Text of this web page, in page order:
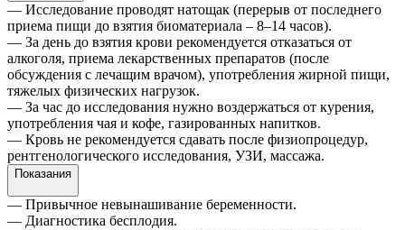
— Исследование проводят натощак (перерыв от последнего
приема пищи до взятия биоматериала – 8–14 часов).
— За день до взятия крови рекомендуется отказаться от
алкоголя, приема лекарственных препаратов (после
обсуждения с лечащим врачом), употребления жирной пищи,
тяжелых физических нагрузок.
— За час до исследования нужно воздержаться от курения,
употребления чая и кофе, газированных напитков.
— Кровь не рекомендуется сдавать после физиопроцедур,
рентгенологического исследования, УЗИ, массажа.
Показания
— Привычное невынашивание беременности.
— Диагностика бесплодия.